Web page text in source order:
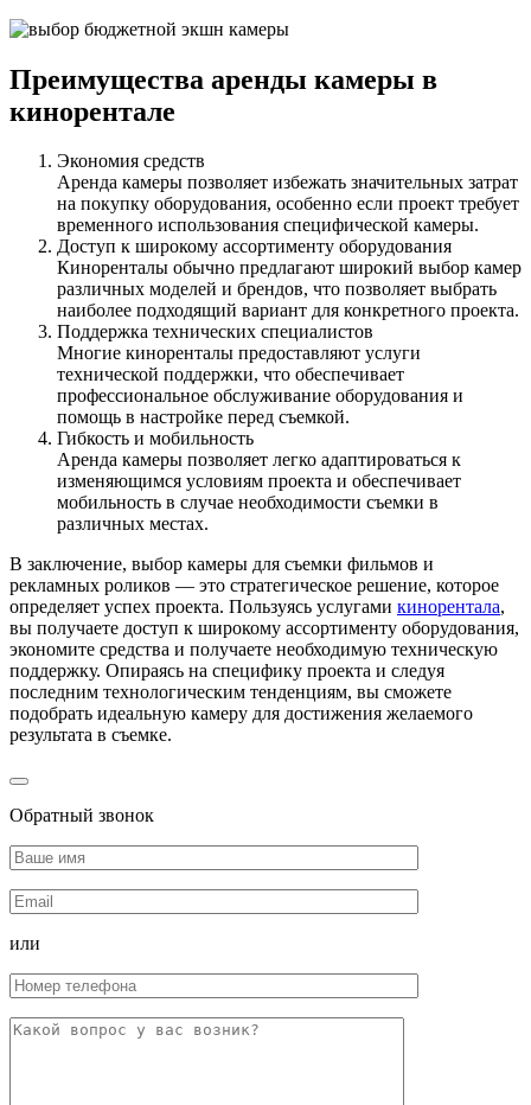
Преимущества аренды камеры в
кинорентале
Экономия средств
Аренда камеры позволяет избежать значительных затрат
на покупку оборудования, особенно если проект требует
временного использования специфической камеры.
Доступ к широкому ассортименту оборудования
Киноренталы обычно предлагают широкий выбор камер
различных моделей и брендов, что позволяет выбрать
наиболее подходящий вариант для конкретного проекта.
Поддержка технических специалистов
Многие киноренталы предоставляют услуги
технической поддержки, что обеспечивает
профессиональное обслуживание оборудования и
помощь в настройке перед съемкой.
Гибкость и мобильность
Аренда камеры позволяет легко адаптироваться к
изменяющимся условиям проекта и обеспечивает
мобильность в случае необходимости съемки в
различных местах.
В заключение, выбор камеры для съемки фильмов и
рекламных роликов — это стратегическое решение, которое
определяет успех проекта. Пользуясь услугами кинорентала,
вы получаете доступ к широкому ассортименту оборудования,
экономите средства и получаете необходимую техническую
поддержку. Опираясь на специфику проекта и следуя
последним технологическим тенденциям, вы сможете
подобрать идеальную камеру для достижения желаемого
результата в съемке.
Обратный звонок
или